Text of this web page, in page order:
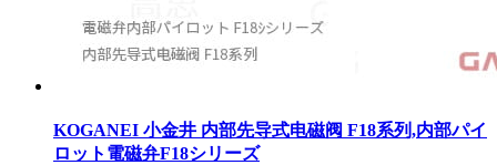
KOGANEI 小金井 内部先导式电磁阀 F18系列,内部パイ
ロット電磁弁F18シリーズ